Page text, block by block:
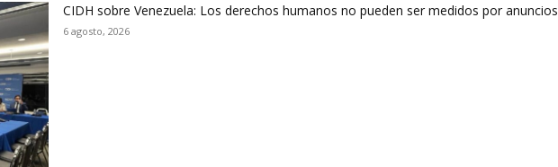
CIDH sobre Venezuela: Los derechos humanos no pueden ser medidos por anuncios
6 agosto, 2026